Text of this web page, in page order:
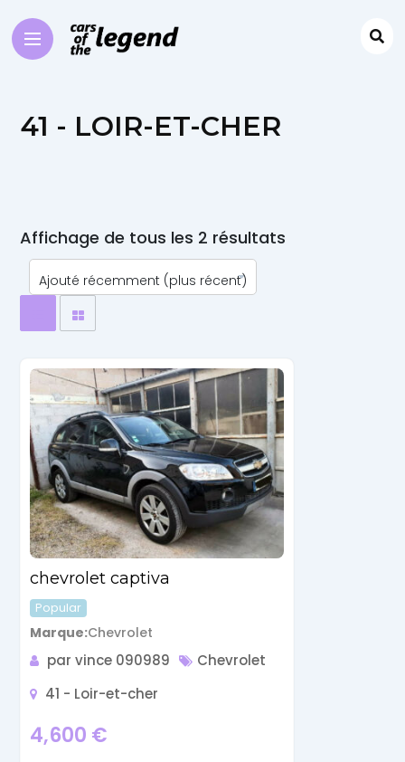
41 - LOIR-ET-CHER
Affichage de tous les 2 résultats
chevrolet captiva
Popular
Marque Chevrolet
par vince 090989
Chevrolet
41 - Loir-et-cher
4,600 €